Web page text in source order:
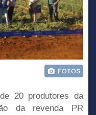
20 produtores da
da revenda PR